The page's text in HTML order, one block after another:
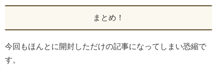
まとめ！
今回もほんとに開封しただけの記事になってしまい恐縮で
す。